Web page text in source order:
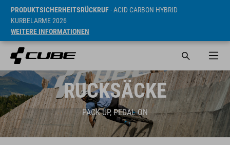
PRODUKTSICHERHEITSRÜCKRUF- ACID CARBON HYBRID
KURBELARME 2026
WEITERE INFORMATIONEN
RUCKSÄCKE
PACK UP, PEDAL ON